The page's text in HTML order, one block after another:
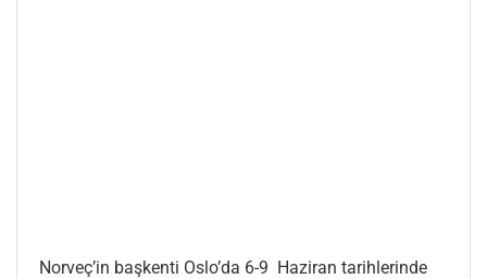
Norveç’in başkenti Oslo’da 6-9 Haziran tarihlerinde